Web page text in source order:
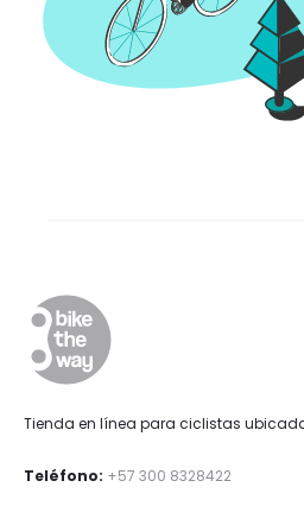
Tienda en línea para ciclistas
Teléfono: +57 300 8328422